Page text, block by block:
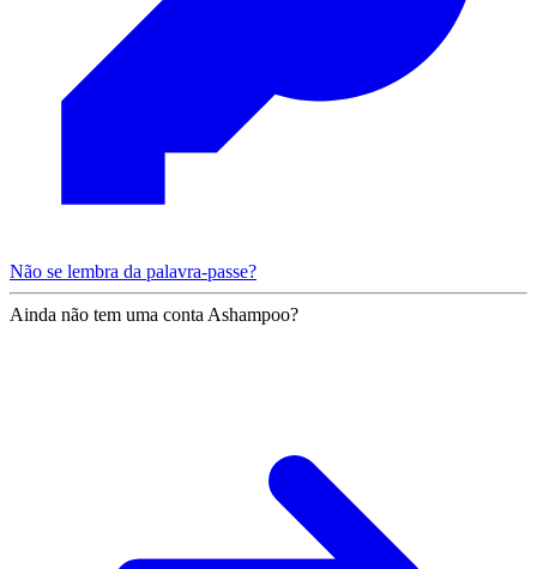
Não se lembra da palavra-passe?
Ainda não tem uma conta Ashampoo?